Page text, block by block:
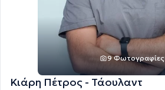
9 Φωτογραφίες
Κιάρη Πέτρος - Τάουλαντ